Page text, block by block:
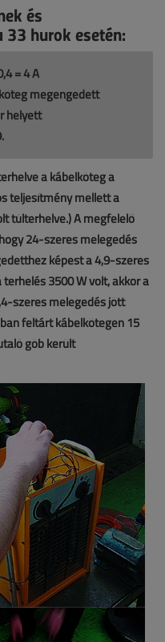
és
33 hurok esetén:
= 4 A
megengedett
helyett
a kábelköteg a
teljesítmény mellett a
túlterhelve.) A megfelelő
24-szeres melegedés
képest a 4,9-szeres
3500 W volt, akkor a
szeres melegedés jött
feltárt kábelkötegen 15
göb került